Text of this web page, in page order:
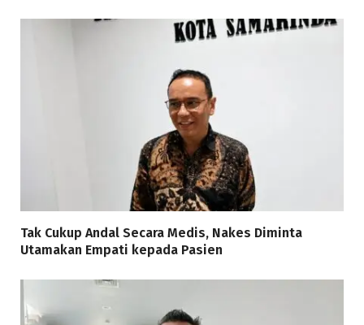
Tak Cukup Andal Secara Medis, Nakes Diminta
Utamakan Empati kepada Pasien